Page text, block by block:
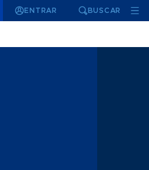
ENTRAR BUSCAR